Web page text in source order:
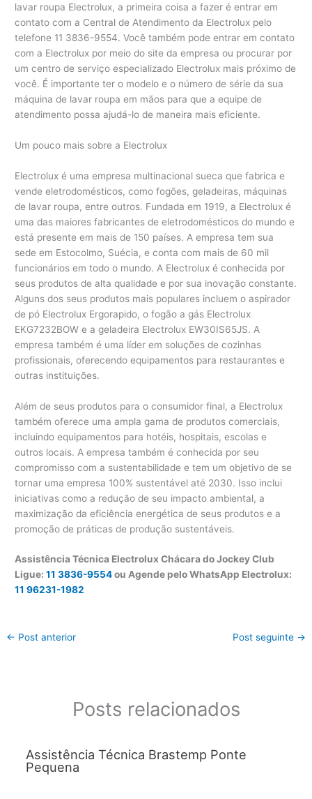
lavar roupa Electrolux, a primeira coisa a fazer é entrar em
contato com a Central de Atendimento da Electrolux pelo
telefone 11 3836-9554. Você também pode entrar em contato
com a Electrolux por meio do site da empresa ou procurar por
um centro de serviço especializado Electrolux mais próximo de
você. É importante ter o modelo e o número de série da sua
máquina de lavar roupa em mãos para que a equipe de
atendimento possa ajudá-lo de maneira mais eficiente.
Um pouco mais sobre a Electrolux
Electrolux é uma empresa multinacional sueca que fabrica e
vende eletrodomésticos, como fogões, geladeiras, máquinas
de lavar roupa, entre outros. Fundada em 1919, a Electrolux é
uma das maiores fabricantes de eletrodomésticos do mundo e
está presente em mais de 150 países. A empresa tem sua
sede em Estocolmo, Suécia, e conta com mais de 60 mil
funcionários em todo o mundo. A Electrolux é conhecida por
seus produtos de alta qualidade e por sua inovação constante.
Alguns dos seus produtos mais populares incluem o aspirador
de pó Electrolux Ergorapido, o fogão a gás Electrolux
EKG7232BOW e a geladeira Electrolux EW30IS65JS. A
empresa também é uma líder em soluções de cozinhas
profissionais, oferecendo equipamentos para restaurantes e
outras instituições.
Além de seus produtos para o consumidor final, a Electrolux
também oferece uma ampla gama de produtos comerciais,
incluindo equipamentos para hotéis, hospitais, escolas e
outros locais. A empresa também é conhecida por seu
compromisso com a sustentabilidade e tem um objetivo de se
tornar uma empresa 100% sustentável até 2030. Isso inclui
iniciativas como a redução de seu impacto ambiental, a
maximização da eficiência energética de seus produtos e a
promoção de práticas de produção sustentáveis.
Assistência Técnica Electrolux Chácara do Jockey Club
Ligue:11 3836-9554ou Agende pelo WhatsApp Electrolux:
11 96231-1982
← Post anterior Post seguinte →
Posts relacionados
Assistência Técnica Brastemp Ponte
Pequena